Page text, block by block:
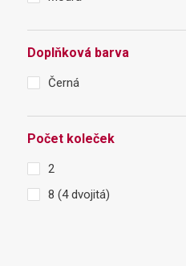
Doplňková barva
Černá
Počet koleček
2
8 (4 dvojitá)